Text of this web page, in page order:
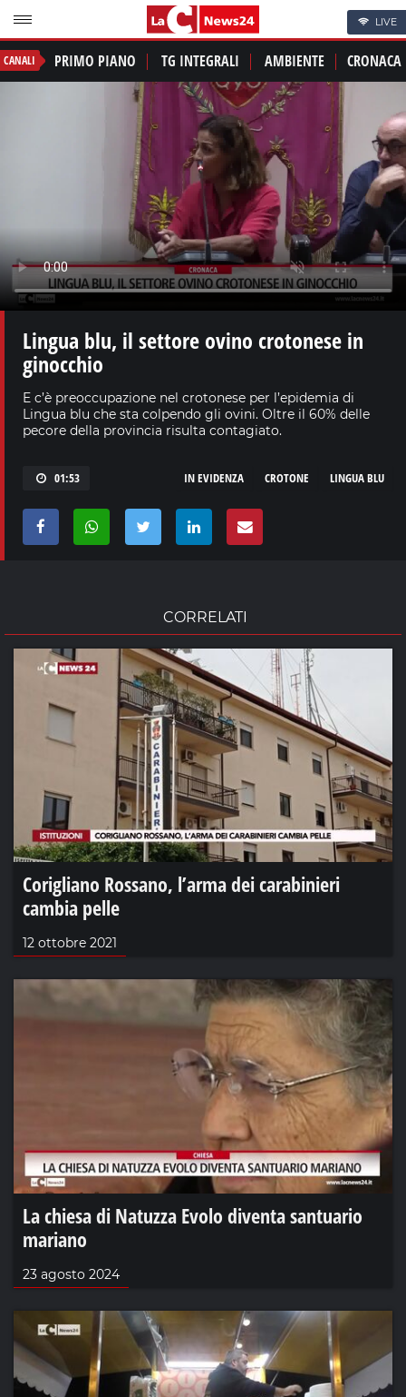
LIVE
CANALI PRIMO PIANO TG INTEGRALI AMBIENTE CRONACA
Lingua blu, il settore ovino crotonese in
ginocchio
E c’è preoccupazione nel crotonese per l’epidemia di
Lingua blu che sta colpendo gli ovini. Oltre il 60% delle
pecore della provincia risulta contagiato.
01:53 LINGUA BLU
CROTONE
IN EVIDENZA
CORRELATI
Corigliano Rossano, l’arma dei carabinieri
cambia pelle
12 ottobre 2021
La chiesa di Natuzza Evolo diventa santuario
mariano
23 agosto 2024